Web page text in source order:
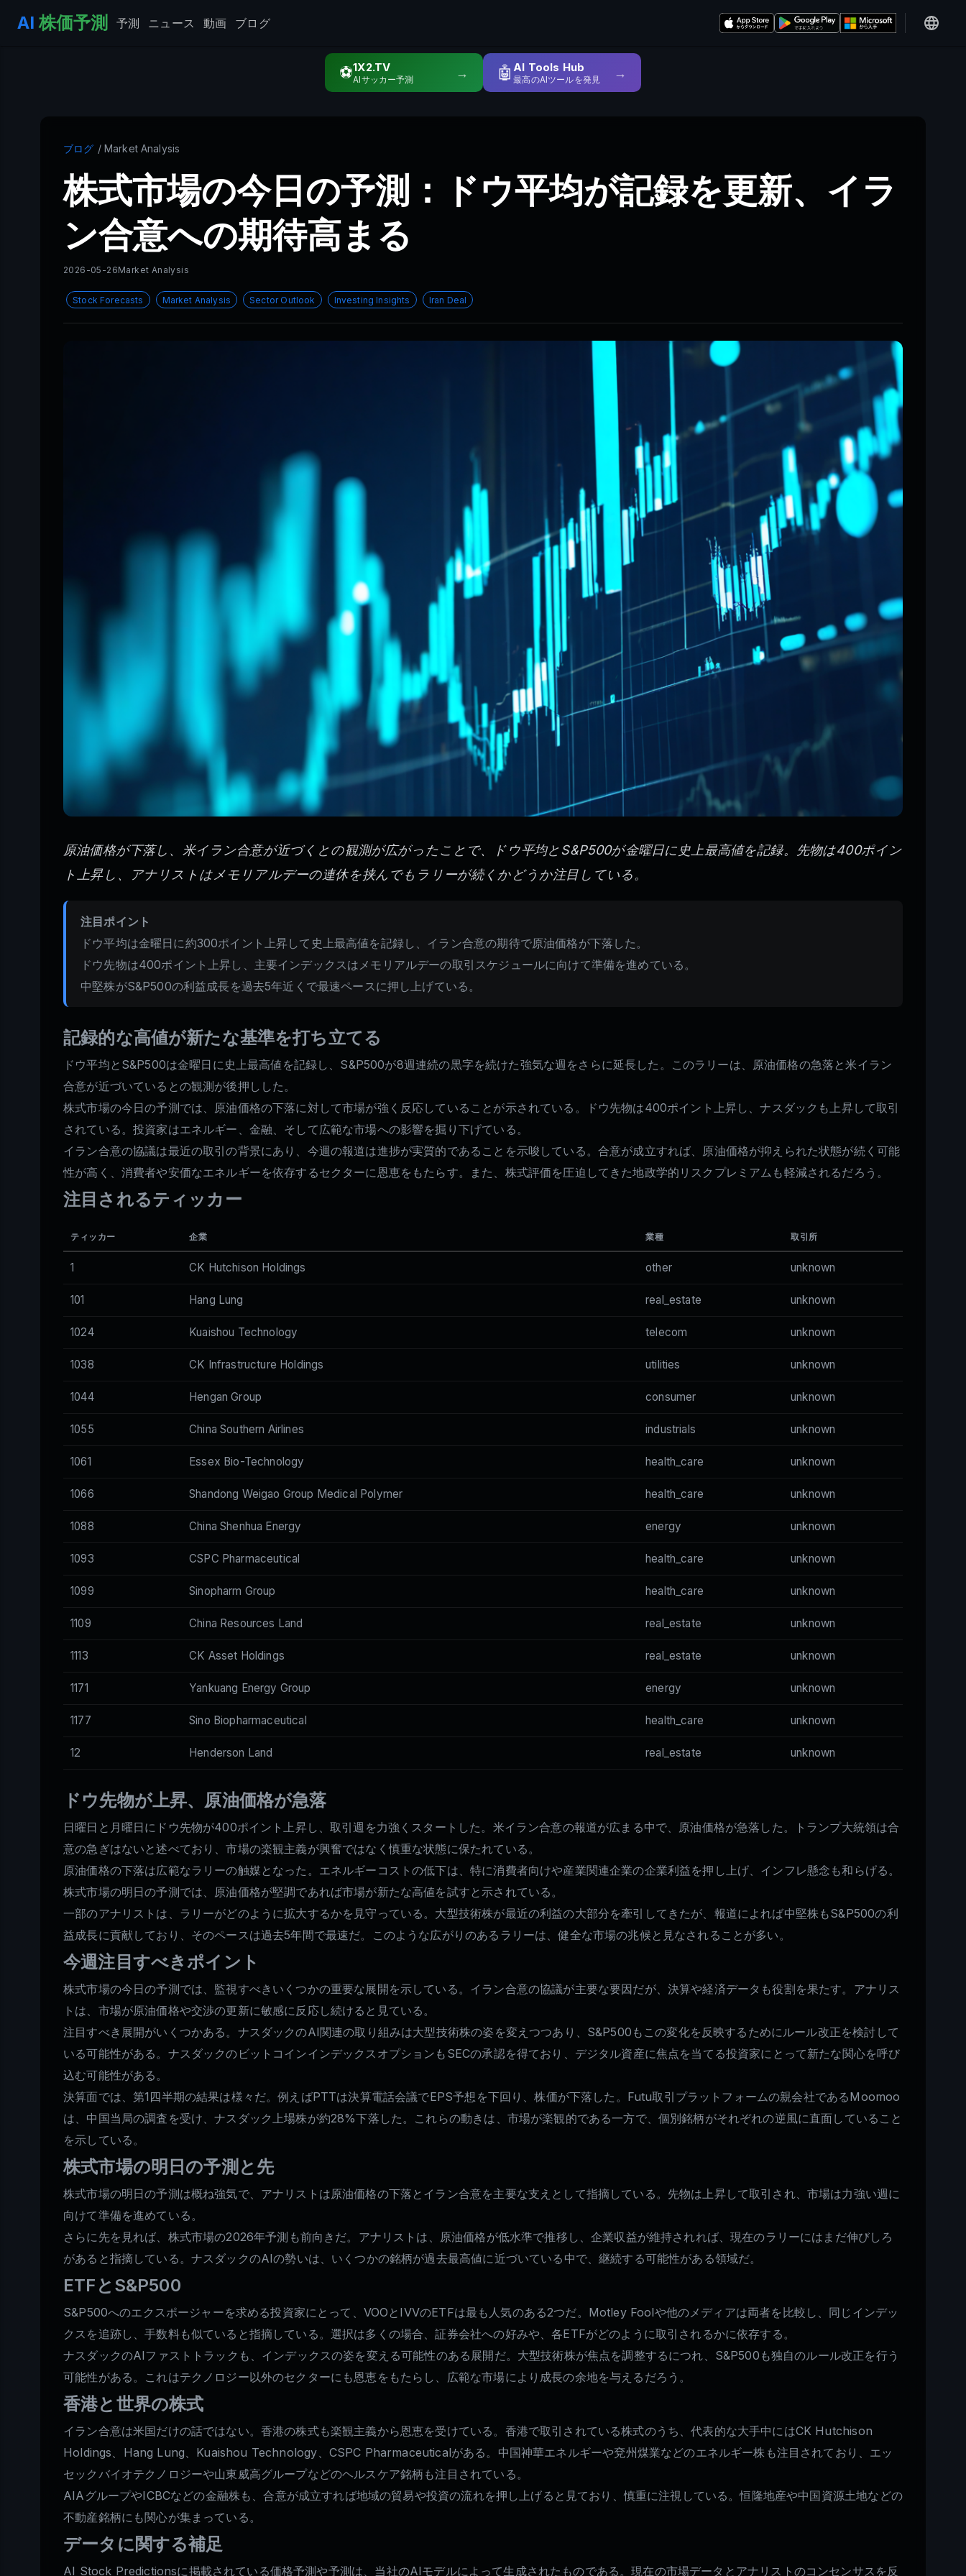
AI 株価予測 予測 ニュース 動画 ブログ
⚽1X2.TV
AIサッカー予測 → 🤖AI Tools Hub
最高のAIツールを発見 →
ブログ / Market Analysis
株式市場の今日の予測：ドウ平均が記録を更新、イラ
ン合意への期待高まる
2026-05-26Market Analysis
Stock Forecasts Market Analysis Sector Outlook Investing Insights Iran Deal
原油価格が下落し、米イラン合意が近づくとの観測が広がったことで、ドウ平均とS&P500が金曜日に史上最高値を記録。先物は400ポイン
ト上昇し、アナリストはメモリアルデーの連休を挟んでもラリーが続くかどうか注目している。
注目ポイント
ドウ平均は金曜日に約300ポイント上昇して史上最高値を記録し、イラン合意の期待で原油価格が下落した。
ドウ先物は400ポイント上昇し、主要インデックスはメモリアルデーの取引スケジュールに向けて準備を進めている。
中堅株がS&P500の利益成長を過去5年近くで最速ペースに押し上げている。
記録的な高値が新たな基準を打ち立てる
ドウ平均とS&P500は金曜日に史上最高値を記録し、S&P500が8週連続の黒字を続けた強気な週をさらに延長した。このラリーは、原油価格の急落と米イラン
合意が近づいているとの観測が後押しした。
株式市場の今日の予測では、原油価格の下落に対して市場が強く反応していることが示されている。ドウ先物は400ポイント上昇し、ナスダックも上昇して取引
されている。投資家はエネルギー、金融、そして広範な市場への影響を掘り下げている。
イラン合意の協議は最近の取引の背景にあり、今週の報道は進捗が実質的であることを示唆している。合意が成立すれば、原油価格が抑えられた状態が続く可能
性が高く、消費者や安価なエネルギーを依存するセクターに恩恵をもたらす。また、株式評価を圧迫してきた地政学的リスクプレミアムも軽減されるだろう。
注目されるティッカー
ティッカー 企業 業種 取引所
1 CK Hutchison Holdings other unknown
101 Hang Lung real_estate unknown
1024 Kuaishou Technology telecom unknown
1038 CK Infrastructure Holdings utilities unknown
1044 Hengan Group consumer unknown
1055 China Southern Airlines industrials unknown
1061 Essex Bio-Technology health_care unknown
1066 Shandong Weigao Group Medical Polymer health_care unknown
1088 China Shenhua Energy energy unknown
1093 CSPC Pharmaceutical health_care unknown
1099 Sinopharm Group health_care unknown
1109 China Resources Land real_estate unknown
1113 CK Asset Holdings real_estate unknown
1171 Yankuang Energy Group energy unknown
1177 Sino Biopharmaceutical health_care unknown
12 Henderson Land real_estate unknown
ドウ先物が上昇、原油価格が急落
日曜日と月曜日にドウ先物が400ポイント上昇し、取引週を力強くスタートした。米イラン合意の報道が広まる中で、原油価格が急落した。トランプ大統領は合
意の急ぎはないと述べており、市場の楽観主義が興奮ではなく慎重な状態に保たれている。
原油価格の下落は広範なラリーの触媒となった。エネルギーコストの低下は、特に消費者向けや産業関連企業の企業利益を押し上げ、インフレ懸念も和らげる。
株式市場の明日の予測では、原油価格が堅調であれば市場が新たな高値を試すと示されている。
一部のアナリストは、ラリーがどのように拡大するかを見守っている。大型技術株が最近の利益の大部分を牽引してきたが、報道によれば中堅株もS&P500の利
益成長に貢献しており、そのペースは過去5年間で最速だ。このような広がりのあるラリーは、健全な市場の兆候と見なされることが多い。
今週注目すべきポイント
株式市場の今日の予測では、監視すべきいくつかの重要な展開を示している。イラン合意の協議が主要な要因だが、決算や経済データも役割を果たす。アナリス
トは、市場が原油価格や交渉の更新に敏感に反応し続けると見ている。
注目すべき展開がいくつかある。ナスダックのAI関連の取り組みは大型技術株の姿を変えつつあり、S&P500もこの変化を反映するためにルール改正を検討して
いる可能性がある。ナスダックのビットコインインデックスオプションもSECの承認を得ており、デジタル資産に焦点を当てる投資家にとって新たな関心を呼び
込む可能性がある。
決算面では、第1四半期の結果は様々だ。例えばPTTは決算電話会議でEPS予想を下回り、株価が下落した。Futu取引プラットフォームの親会社であるMoomoo
は、中国当局の調査を受け、ナスダック上場株が約28%下落した。これらの動きは、市場が楽観的である一方で、個別銘柄がそれぞれの逆風に直面していること
を示している。
株式市場の明日の予測と先
株式市場の明日の予測は概ね強気で、アナリストは原油価格の下落とイラン合意を主要な支えとして指摘している。先物は上昇して取引され、市場は力強い週に
向けて準備を進めている。
さらに先を見れば、株式市場の2026年予測も前向きだ。アナリストは、原油価格が低水準で推移し、企業収益が維持されれば、現在のラリーにはまだ伸びしろ
があると指摘している。ナスダックのAIの勢いは、いくつかの銘柄が過去最高値に近づいている中で、継続する可能性がある領域だ。
ETFとS&P500
S&P500へのエクスポージャーを求める投資家にとって、VOOとIVVのETFは最も人気のある2つだ。Motley Foolや他のメディアは両者を比較し、同じインデッ
クスを追跡し、手数料も似ていると指摘している。選択は多くの場合、証券会社への好みや、各ETFがどのように取引されるかに依存する。
ナスダックのAIファストトラックも、インデックスの姿を変える可能性のある展開だ。大型技術株が焦点を調整するにつれ、S&P500も独自のルール改正を行う
可能性がある。これはテクノロジー以外のセクターにも恩恵をもたらし、広範な市場により成長の余地を与えるだろう。
香港と世界の株式
イラン合意は米国だけの話ではない。香港の株式も楽観主義から恩恵を受けている。香港で取引されている株式のうち、代表的な大手中にはCK Hutchison
Holdings、Hang Lung、Kuaishou Technology、CSPC Pharmaceuticalがある。中国神華エネルギーや兗州煤業などのエネルギー株も注目されており、エッ
セックバイオテクノロジーや山東威高グループなどのヘルスケア銘柄も注目されている。
AIAグループやICBCなどの金融株も、合意が成立すれば地域の貿易や投資の流れを押し上げると見ており、慎重に注視している。恒隆地産や中国資源土地などの
不動産銘柄にも関心が集まっている。
データに関する補足
AI Stock Predictionsに掲載されている価格予測や予測は、当社のAIモデルによって生成されたものである。現在の市場データとアナリストのコンセンサスを反